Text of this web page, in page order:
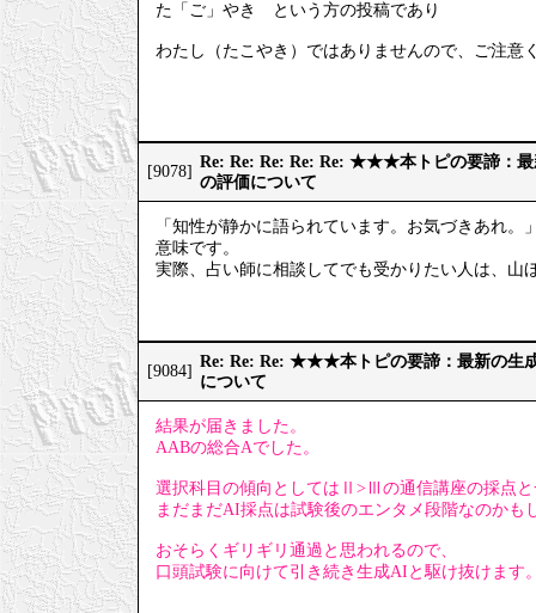
た「ご」やき という方の投稿であり
わたし（たこやき）ではありませんので、ご注意
[9078]
Re: Re: Re: Re: Re: ★★★本トピの要諦：最
の評価について
「知性が静かに語られています。お気づきあれ
意味です。
実際、占い師に相談してでも受かりたい人は、山
[9084]
Re: Re: Re: ★★★本トピの要諦：最新の生
について
結果が届きました。
AABの総合Aでした。
選択科目の傾向としてはⅡ>Ⅲの通信講座の採点
まだまだAI採点は試験後のエンタメ段階なのかも
おそらくギリギリ通過と思われるので、
口頭試験に向けて引き続き生成AIと駆け抜けます